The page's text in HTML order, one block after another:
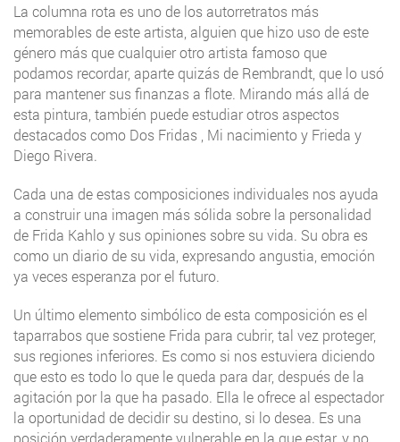
La columna rota es uno de los autorretratos más
memorables de este artista, alguien que hizo uso de este
género más que cualquier otro artista famoso que
podamos recordar, aparte quizás de Rembrandt, que lo usó
para mantener sus finanzas a flote. Mirando más allá de
esta pintura, también puede estudiar otros aspectos
destacados como Dos Fridas , Mi nacimiento y Frieda y
Diego Rivera.
Cada una de estas composiciones individuales nos ayuda
a construir una imagen más sólida sobre la personalidad
de Frida Kahlo y sus opiniones sobre su vida. Su obra es
como un diario de su vida, expresando angustia, emoción
ya veces esperanza por el futuro.
Un último elemento simbólico de esta composición es el
taparrabos que sostiene Frida para cubrir, tal vez proteger,
sus regiones inferiores. Es como si nos estuviera diciendo
que esto es todo lo que le queda para dar, después de la
agitación por la que ha pasado. Ella le ofrece al espectador
la oportunidad de decidir su destino, si lo desea. Es una
posición verdaderamente vulnerable en la que estar, y no